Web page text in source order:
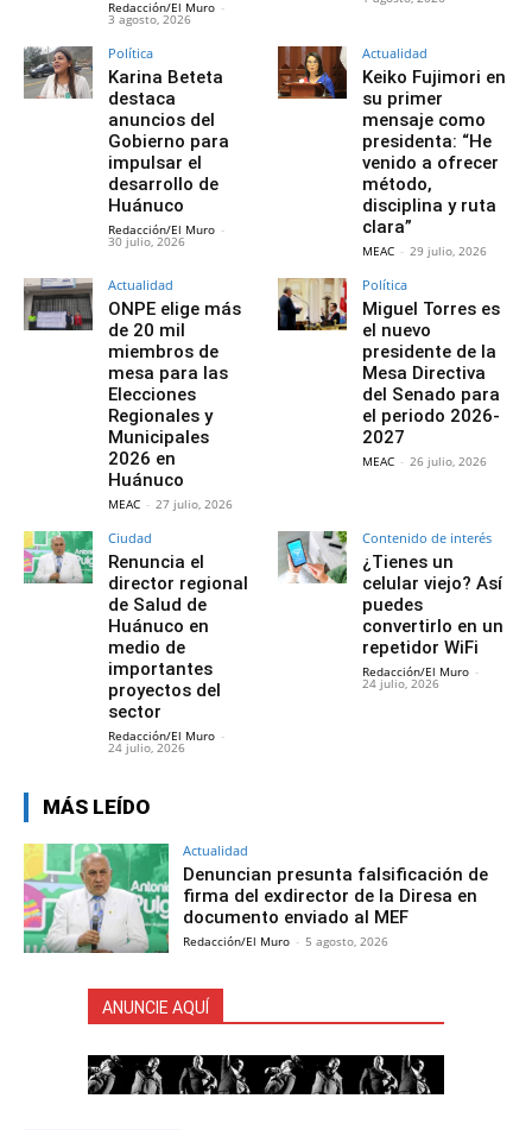
Redacción/El Muro -
3 agosto, 2026
Política
Karina Beteta
destaca
anuncios del
Gobierno para
impulsar el
desarrollo de
Huánuco
Redacción/El Muro -
30 julio, 2026
Actualidad
Keiko Fujimori en
su primer
mensaje como
presidenta: “He
venido a ofrecer
método,
disciplina y ruta
clara”
MEAC - 29 julio, 2026
Actualidad
ONPE elige más
de 20 mil
miembros de
mesa para las
Elecciones
Regionales y
Municipales
2026 en
Huánuco
MEAC - 27 julio, 2026
Política
Miguel Torres es
el nuevo
presidente de la
Mesa Directiva
del Senado para
el periodo 2026-
2027
MEAC - 26 julio, 2026
Ciudad
Renuncia el
director regional
de Salud de
Huánuco en
medio de
importantes
proyectos del
sector
Redacción/El Muro -
24 julio, 2026
Contenido de interés
¿Tienes un
celular viejo? Así
puedes
convertirlo en un
repetidor WiFi
Redacción/El Muro -
24 julio, 2026
MÁS LEÍDO
Actualidad
Denuncian presunta falsificación de
firma del exdirector de la Diresa en
documento enviado al MEF
Redacción/El Muro - 5 agosto, 2026
ANUNCIE AQUÍ